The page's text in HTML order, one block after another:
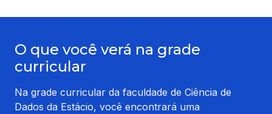
O que você verá na grade
curricular
Na grade curricular da faculdade de Ciência de
Dados da Estácio, você encontrará uma